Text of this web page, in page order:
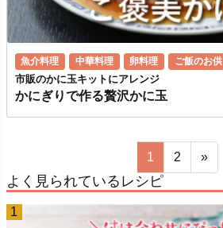
魚介料理 中華料理 卵料理 ご飯のお供
市販のかに玉キットにアレンジ
かにぎりで作る贅沢かに玉
1 2 »
よく見られているレシピ